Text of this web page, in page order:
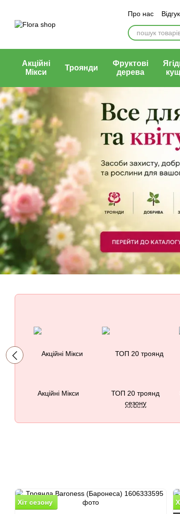
Про нас
Блог
Акційні
Мікси
Троянди
Фруктові
дерева
Акційні Мікси
ТОП 20 троянд
сезону
Хіт сезону